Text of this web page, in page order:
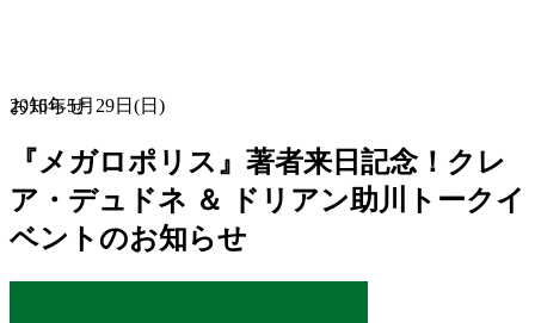
お知らせ
2016年5月29日(日)
『メガロポリス』著者来日記念！クレ
ア・デュドネ ＆ ドリアン助川トークイ
ベントのお知らせ